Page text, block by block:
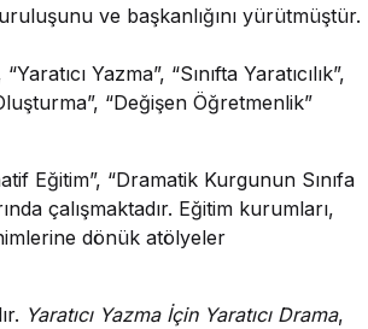
ve başkanlığını yürütmüştür.
Yazma”, “Sınıfta Yaratıcılık”,
“Değişen Öğretmenlik”
Eğitim”, “Dramatik Kurgunun Sınıfa
çalışmaktadır. Eğitim kurumları,
dönük atölyeler
Yaratıcı Yazma İçin Yaratıcı Drama,